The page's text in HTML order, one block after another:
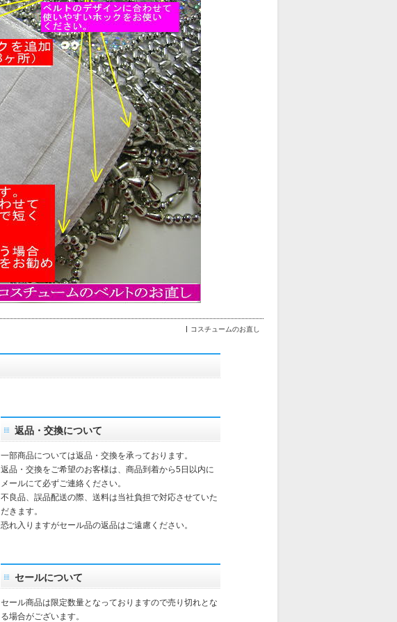
コスチュームのお直し
返品・交換について
一部商品については返品・交換を承っております。
返品・交換をご希望のお客様は、商品到着から5日以内に
メールにて必ずご連絡ください。
不良品、誤品配送の際、送料は当社負担で対応させていた
だきます。
恐れ入りますがセール品の返品はご遠慮ください。
セールについて
セール商品は限定数量となっておりますので売り切れとな
る場合がございます。